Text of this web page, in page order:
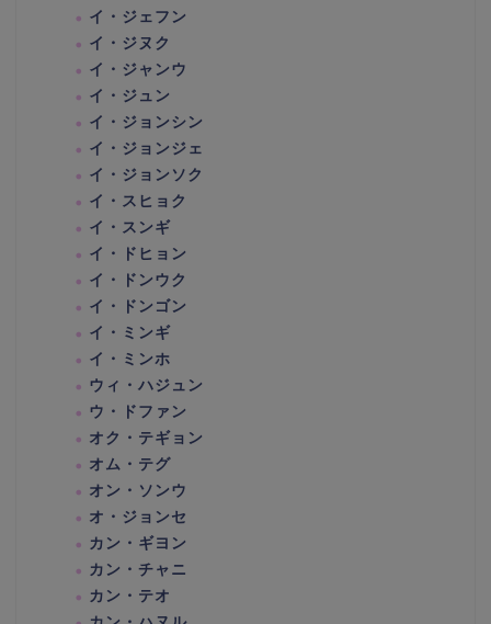
イ・ジェフン
イ・ジヌク
イ・ジャンウ
イ・ジュン
イ・ジョンシン
イ・ジョンジェ
イ・ジョンソク
イ・スヒョク
イ・スンギ
イ・ドヒョン
イ・ドンウク
イ・ドンゴン
イ・ミンギ
イ・ミンホ
ウィ・ハジュン
ウ・ドファン
オク・テギョン
オム・テグ
オン・ソンウ
オ・ジョンセ
カン・ギヨン
カン・チャニ
カン・テオ